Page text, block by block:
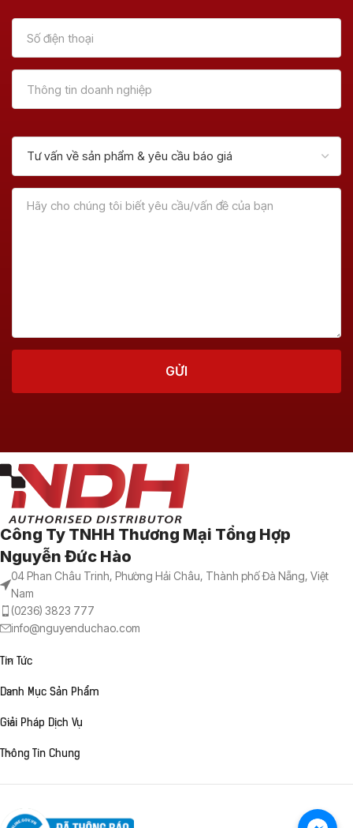
Công Ty TNHH Thương Mại Tổng Hợp
Nguyễn Đức Hào
04 Phan Châu Trinh, Phường Hải Châu, Thành phố Đà Nẵng, Việt
Nam
(0236) 3823 777
info@nguyenduchao.com
Tin Tức
Danh Mục Sản Phẩm
Giải Pháp Dịch Vụ
Thông Tin Chung